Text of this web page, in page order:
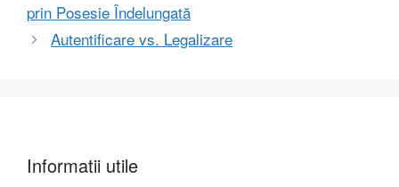
prin Posesie Îndelungată
Autentificare vs. Legalizare
Informatii utile